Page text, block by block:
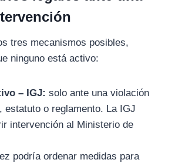
tres mecanismos posibles,
ninguno está activo:
– IGJ: solo ante una violación
estatuto o reglamento. La IGJ
intervención al Ministerio de
podría ordenar medidas para